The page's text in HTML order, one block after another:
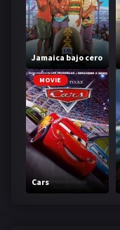
Jamaica bajo cero
MOVIE
Cars